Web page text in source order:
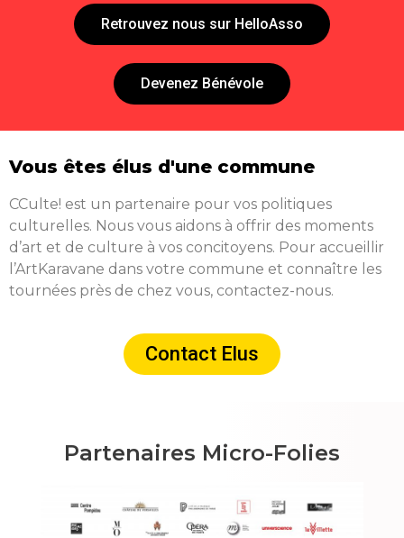
Retrouvez nous sur HelloAsso
Devenez Bénévole
Vous êtes élus d'une commune
CCulte! est un partenaire pour vos politiques
culturelles. Nous vous aidons à offrir des moments
d’art et de culture à vos concitoyens. Pour accueillir
l’ArtKaravane dans votre commune et connaître les
tournées près de chez vous, contactez-nous.
Contact Elus
Partenaires Micro-Folies